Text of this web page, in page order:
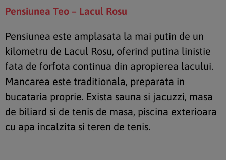
Pensiunea Teo – Lacul Rosu
Pensiunea este amplasata la mai putin de un
kilometru de Lacul Rosu, oferind putina linistie
fata de forfota continua din apropierea lacului.
Mancarea este traditionala, preparata in
bucataria proprie. Exista sauna si jacuzzi, masa
de biliard si de tenis de masa, piscina exterioara
cu apa incalzita si teren de tenis.